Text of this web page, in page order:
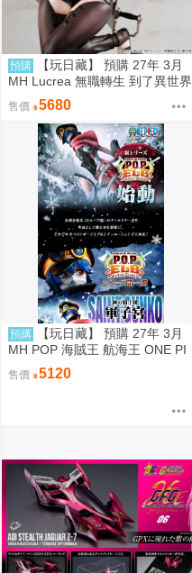
預購
【玩日藏】 預購 27年 3月
MH Lucrea 無職轉生 到了異世界
就拿出真本事 艾莉絲 代理版
售價 5680
預購
【玩日藏】 預購 27年 3月
MH POP 海賊王 航海王 ONE PI
ECE Elevated Boost Knights of
God 神之騎士團 軍子宮 代理版
售價 5120